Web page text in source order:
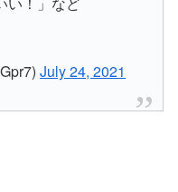
July 24, 2021